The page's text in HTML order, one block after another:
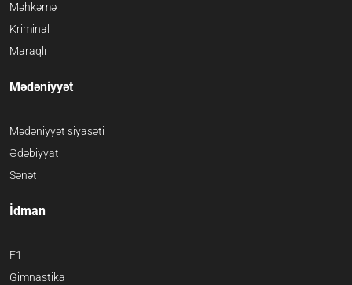
Məhkəmə
Kriminal
Maraqlı
Mədəniyyət
Mədəniyyət siyasəti
Ədəbiyyat
Sənət
İdman
F1
Gimnastika